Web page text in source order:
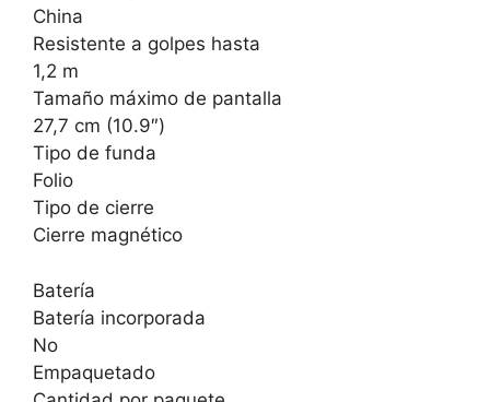
China
Resistente a golpes hasta
1,2 m
Tamaño máximo de pantalla
27,7 cm (10.9″)
Tipo de funda
Folio
Tipo de cierre
Cierre magnético
Batería
Batería incorporada
No
Empaquetado